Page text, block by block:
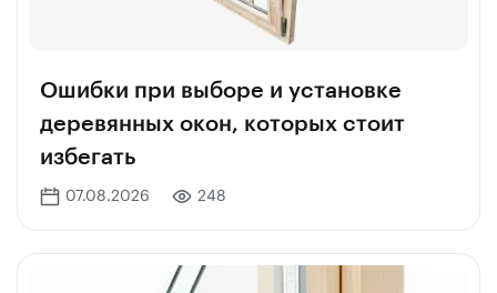
Ошибки при выборе и установке
деревянных окон, которых стоит
избегать
07.08.2026 248